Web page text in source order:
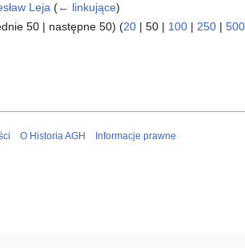
Leja (← linkujące)
50 | następne 50) (20 | 50 | 100 | 250 | 500
O Historia AGH Informacje prawne